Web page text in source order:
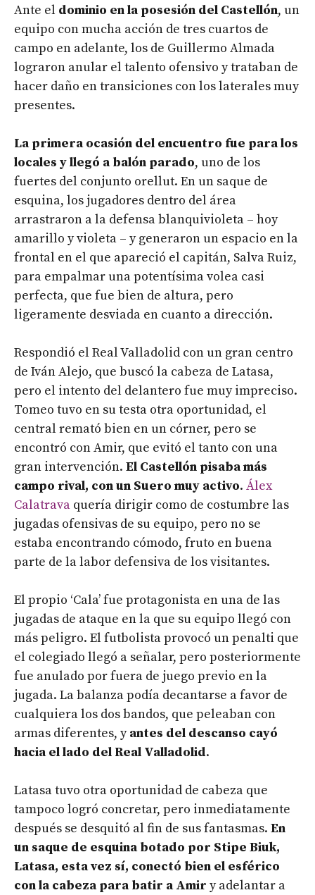
Ante el dominio en la posesión del Castellón, un
equipo con mucha acción de tres cuartos de
campo en adelante, los de Guillermo Almada
lograron anular el talento ofensivo y trataban de
hacer daño en transiciones con los laterales muy
presentes.
La primera ocasión del encuentro fue para los
locales y llegó a balón parado, uno de los
fuertes del conjunto orellut. En un saque de
esquina, los jugadores dentro del área
arrastraron a la defensa blanquivioleta – hoy
amarillo y violeta – y generaron un espacio en la
frontal en el que apareció el capitán, Salva Ruiz,
para empalmar una potentísima volea casi
perfecta, que fue bien de altura, pero
ligeramente desviada en cuanto a dirección.
Respondió el Real Valladolid con un gran centro
de Iván Alejo, que buscó la cabeza de Latasa,
pero el intento del delantero fue muy impreciso.
Tomeo tuvo en su testa otra oportunidad, el
central remató bien en un córner, pero se
encontró con Amir, que evitó el tanto con una
gran intervención. El Castellón pisaba más
campo rival, con un Suero muy activo. Álex
Calatrava quería dirigir como de costumbre las
jugadas ofensivas de su equipo, pero no se
estaba encontrando cómodo, fruto en buena
parte de la labor defensiva de los visitantes.
El propio ‘Cala’ fue protagonista en una de las
jugadas de ataque en la que su equipo llegó con
más peligro. El futbolista provocó un penalti que
el colegiado llegó a señalar, pero posteriormente
fue anulado por fuera de juego previo en la
jugada. La balanza podía decantarse a favor de
cualquiera los dos bandos, que peleaban con
armas diferentes, yantes del descanso cayó
hacia el lado del Real Valladolid.
Latasa tuvo otra oportunidad de cabeza que
tampoco logró concretar, pero inmediatamente
después se desquitó al fin de sus fantasmas. En
un saque de esquina botado por Stipe Biuk,
Latasa, esta vez sí, conectó bien el esférico
con la cabeza para batir a Amir y adelantar a